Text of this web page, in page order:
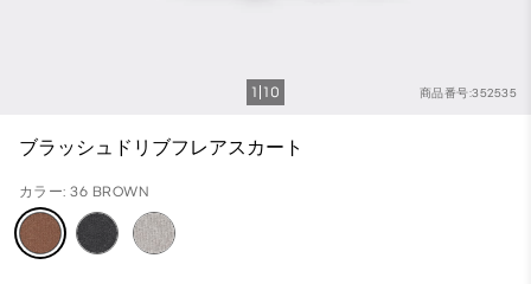
商品番号:352535
1 10
ブラッシュドリブフレアスカート
カラー: 36 BROWN